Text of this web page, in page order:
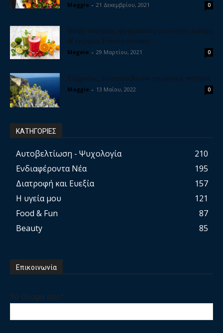
Maggie - 21 Δεκεμβρίου, 2021 0
Φτιάξε σπιτικούς ηλεκτρολύτες για να έχεις δύναμη
& ενέργεια. Εύκολη συνταγή
Megeia - 29 Μαρτίου, 2021 0
Ελίχρυσος, το ισχυρό βότανο της αιώνιας νεότητας
Maggie - 13 Μαΐου, 2022 0
ΚΑΤΗΓΟΡΙΕΣ
Αυτοβελτίωση - Ψυχολογία
210
Ενδιαφέροντα Νέα
195
Διατροφή και Ευεξία
157
Η υγεία μου
121
Food & Fun
87
Beauty
85
Επικοινωνία
Το Ονομα σας*